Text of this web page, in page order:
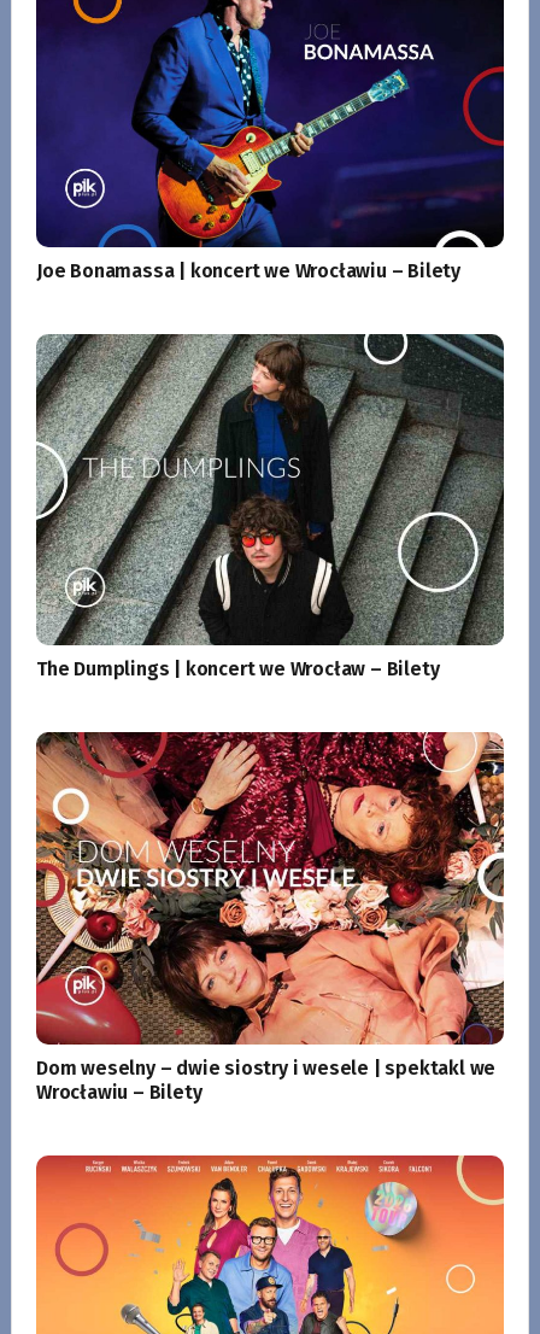
Joe Bonamassa | koncert we Wrocławiu – Bilety
The Dumplings | koncert we Wrocław – Bilety
Dom weselny – dwie siostry i wesele | spektakl we
Wrocławiu – Bilety